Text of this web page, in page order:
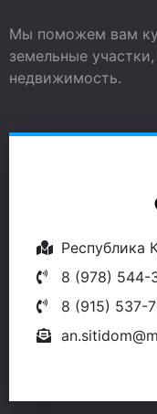
Мы поможем вам
земельные
недвижимость.
Республика
8 (978) 544-
8 (915) 537-